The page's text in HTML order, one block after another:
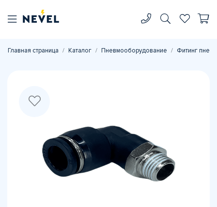
Главная страница Каталог Пневмооборудование Фитинг